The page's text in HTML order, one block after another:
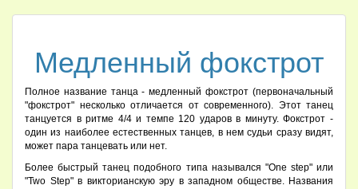
Медленный фокстрот
Полное название танца - медленный фокстрот (первоначальный
"фокстрот" несколько отличается от современного). Этот танец
танцуется в ритме 4/4 и темпе 120 ударов в минуту. Фокстрот -
один из наиболее естественных танцев, в нем судьи сразу видят,
может пара танцевать или нет.
Более быстрый танец подобного типа назывался "One step" или
"Two Step" в викторианскую эру в западном обществе. Названия